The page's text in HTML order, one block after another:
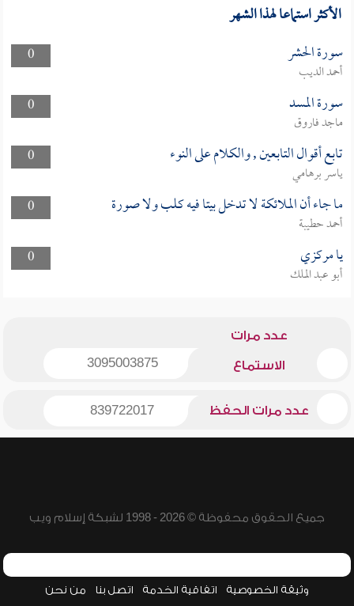
الأكثر استماعا لهذا الشهر
0 سورة الحشر
أحمد الديب
0
سورة المسد
ماجد فاروق
0
تابع أقوال التابعين , والكلام على النوء
ياسر برهامي
0
ما جاء أن الملائكة لا تدخل بيتا فيه كلب ولا صورة
أحمد حطيبة
0
يا مركزي
أبو عبد الملك
عدد مرات
الاستماع 3095003875
عدد مرات الحفظ 839722017
جميع الحقوق محفوظة © 2026 - 1998 لشبكة إسلام ويب
وثيقة الخصوصية اتفاقية الخدمة اتصل بنا من نحن